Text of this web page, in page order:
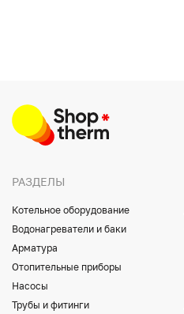
РАЗДЕЛЫ
Котельное оборудование
Водонагреватели и баки
Арматура
Отопительные приборы
Насосы
Трубы и фитинги